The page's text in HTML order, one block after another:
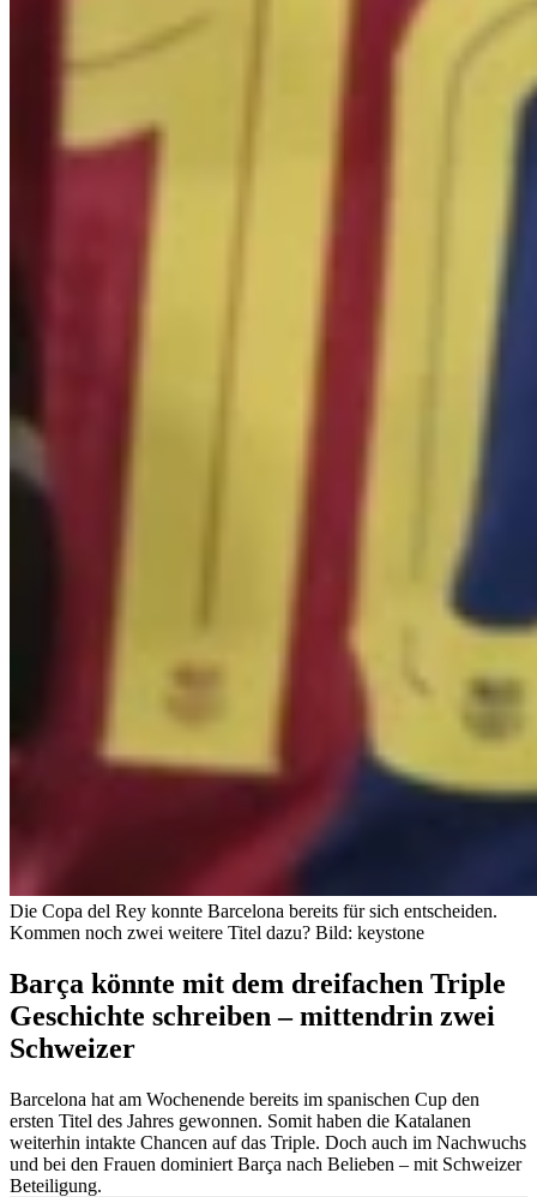
Die Copa del Rey konnte Barcelona bereits für sich entscheiden.
Kommen noch zwei weitere Titel dazu? Bild: keystone
Barça könnte mit dem dreifachen Triple
Geschichte schreiben – mittendrin zwei
Schweizer
Barcelona hat am Wochenende bereits im spanischen Cup den
ersten Titel des Jahres gewonnen. Somit haben die Katalanen
weiterhin intakte Chancen auf das Triple. Doch auch im Nachwuchs
und bei den Frauen dominiert Barça nach Belieben – mit Schweizer
Beteiligung.